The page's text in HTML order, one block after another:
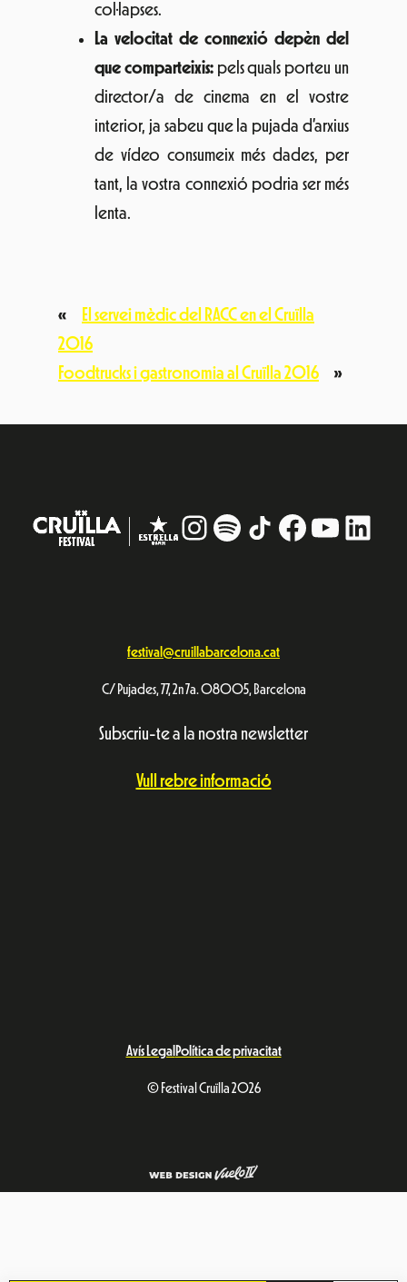
col·lapses.
La velocitat de connexió depèn del
que comparteixis:pels quals porteu un
director/a de cinema en el vostre
interior, ja sabeu que la pujada d’arxius
de vídeo consumeix més dades, per
tant, la vostra connexió podria ser més
lenta.
«
El servei mèdic del RACC en el Cruïlla
2016
Foodtrucks i gastronomia al Cruïlla 2016
»
Instagram
# TikTokFacebook
festival@cruillabarcelona.cat
C/ Pujades, 77, 2n 7a. 08005, Barcelona
Subscriu-te a la nostra newsletter
Vull rebre informació
Avís Legal Política de privacitat
© Festival Cruïlla 2026